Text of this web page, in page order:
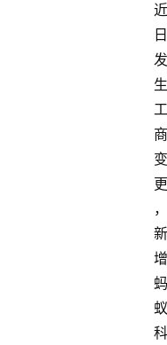
近
日
发
生
工
商
变
更
，
新
增
蚂
蚁
科